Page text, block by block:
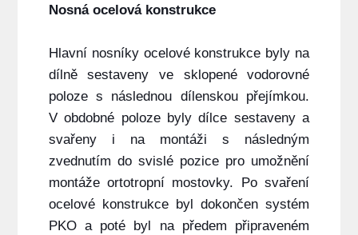
Nosná ocelová konstrukce
Hlavní nosníky ocelové konstrukce byly na
dílně sestaveny ve sklopené vodorovné
poloze s následnou dílenskou přejímkou.
V obdobné poloze byly dílce sestaveny a
svařeny i na montáži s následným
zvednutím do svislé pozice pro umožnění
montáže ortotropní mostovky. Po svaření
ocelové konstrukce byl dokončen systém
PKO a poté byl na předem připraveném